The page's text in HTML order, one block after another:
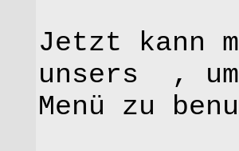
Jetzt kann
unsers ,
Menü zu